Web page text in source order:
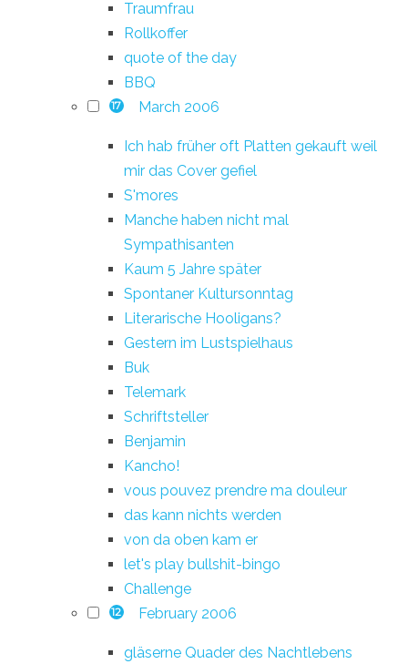
Traumfrau
Rollkoffer
quote of the day
BBQ
17 March 2006
Ich hab früher oft Platten gekauft weil
mir das Cover gefiel
S'mores
Manche haben nicht mal
Sympathisanten
Kaum 5 Jahre später
Spontaner Kultursonntag
Literarische Hooligans?
Gestern im Lustspielhaus
Buk
Telemark
Schriftsteller
Benjamin
Kancho!
vous pouvez prendre ma douleur
das kann nichts werden
von da oben kam er
let's play bullshit-bingo
Challenge
12 February 2006
gläserne Quader des Nachtlebens